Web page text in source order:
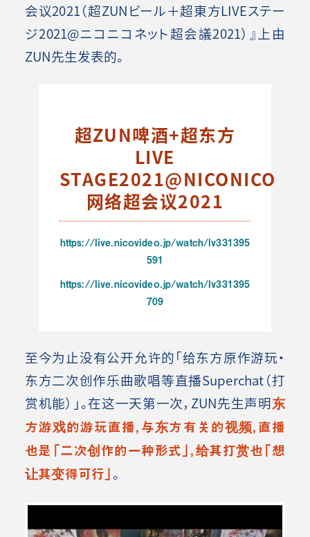
会议2021（超ZUNビール＋超東方LIVEステー
ジ2021@ニコニコネット超会議2021）』上由
ZUN先生发表的。
超ZUN啤酒+超东方
LIVE
STAGE2021@NICONICO
网络超会议2021
https://live.nicovideo.jp/watch/lv331395
591
https://live.nicovideo.jp/watch/lv331395
709
至今为止没有公开允许的「给东方原作游玩·
东方二次创作乐曲歌唱等直播Superchat（打
赏机能）」。在这一天第一次，ZUN先生声明东
方游戏的游玩直播，与东方有关的视频，直播
也是「二次创作的一种形式」，给其打赏也「想
让其变得可行」。